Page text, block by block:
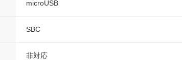
microUSB
SBC
非対応